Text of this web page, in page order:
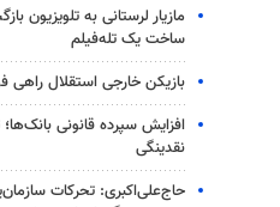
مازیار لرستانی به تلویزیون
ساخت یک تله‌فیلم
بازیکن خارجی استقلال راهی
افزایش سپرده قانونی بانک‌ها؛
نقدینگی
حاج‌علی‌اکبری: تحرکات